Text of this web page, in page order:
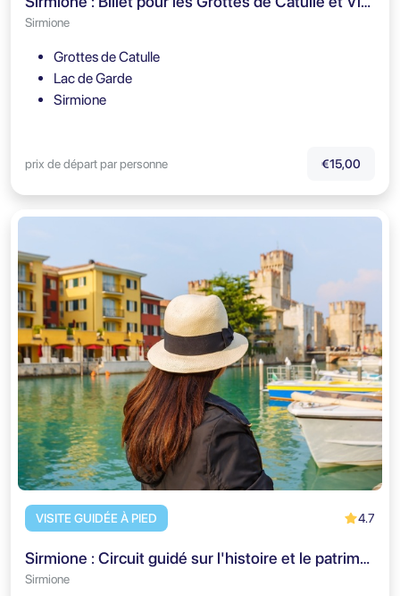
Sirmione
Grottes de Catulle
Lac de Garde
Sirmione
prix de départ par personne €15,00
VISITE GUIDÉE À PIED 4.7
Sirmione : Circuit guidé sur l'histoire et le patrimoine
Sirmione